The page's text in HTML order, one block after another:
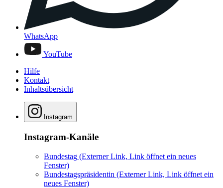
WhatsApp
YouTube
Hilfe
Kontakt
Inhaltsübersicht
Instagram
Instagram-Kanäle
Bundestag (Externer Link, Link öffnet ein neues
Fenster)
Bundestagspräsidentin (Externer Link, Link öffnet ein
neues Fenster)